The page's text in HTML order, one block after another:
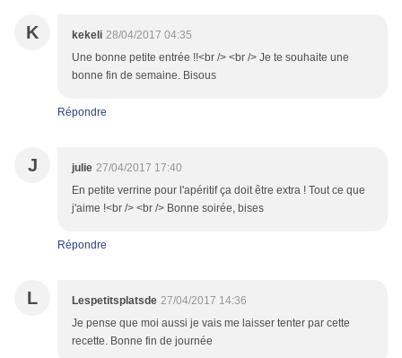
K kekeli 28/04/2017 04:35
Une bonne petite entrée !!<br /> <br /> Je te souhaite une
bonne fin de semaine. Bisous
Répondre
J julie 27/04/2017 17:40
En petite verrine pour l'apéritif ça doit être extra ! Tout ce que
j'aime !<br /> <br /> Bonne soirée, bises
Répondre
L Lespetitsplatsde 27/04/2017 14:36
Je pense que moi aussi je vais me laisser tenter par cette
recette. Bonne fin de journée